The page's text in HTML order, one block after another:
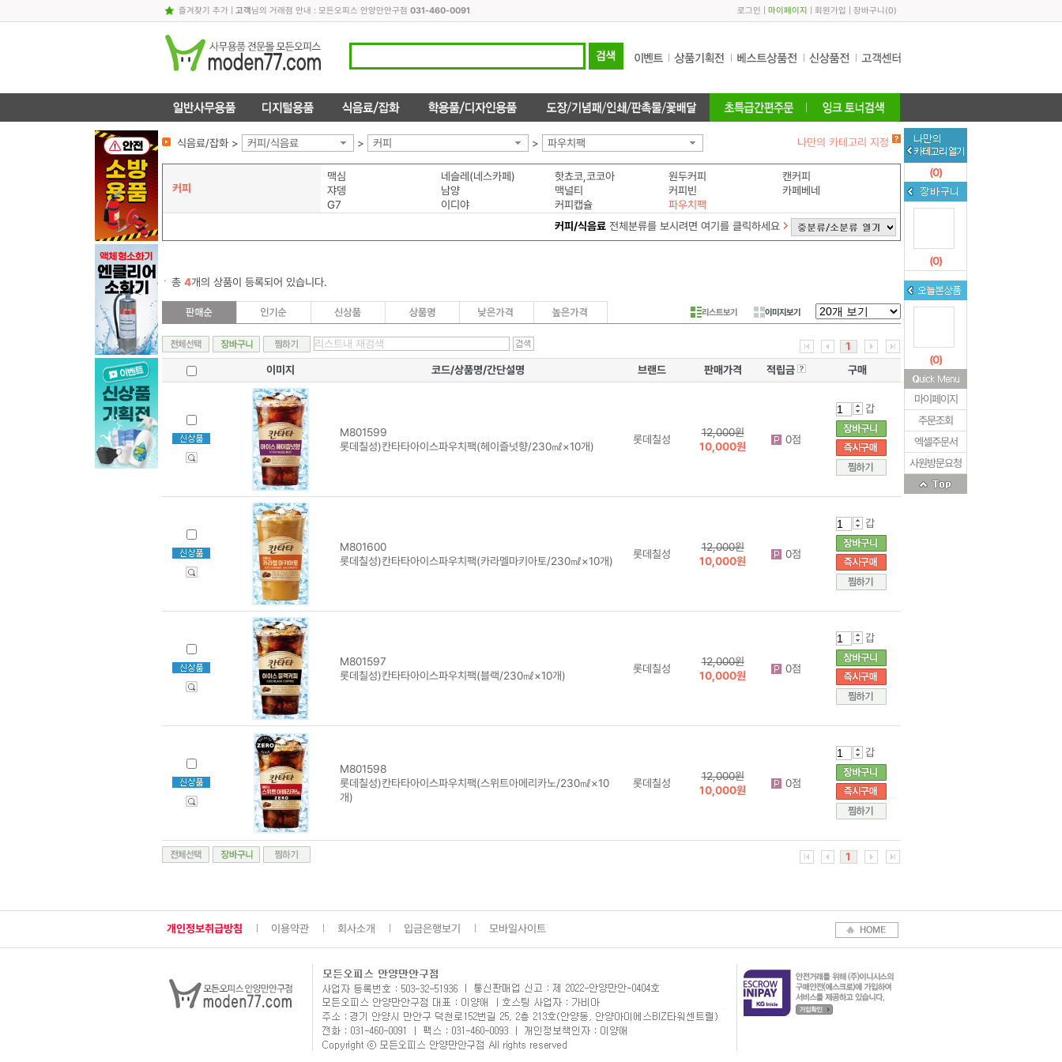
즐겨찾기 추가| 고객님의 거래점 안내 : 모든오피스 안양만안구점 031-460-0091 로그인 마이페이지 회원가입 장바구니 (0)
식음료/잡화 > 커피/식음료 > 커피 > 파우치팩 나만의 카테고리 지정
커피
맥심 네슬레(네스카페) 핫쵸코,코코아 원두커피
캔커피
쟈뎅
남양 맥널티 커피빈
카페베네
G7
이디야 커피캡슐
파우치팩
커피/식음료전체분류를 보시려면 여기를 클릭하세요
총 4개의 상품이 등록되어 있습니다.
리스트보기 이미지보기
1
이미지
코드/상품명/간단설명 브랜드 판매가격 적립금 구매
M801599
롯데칠성)칸타타아이스파우치팩(헤이즐넛향/230㎖×10개)
롯데칠성
12,000원
10,000원
0점
갑
M801600
롯데칠성)칸타타아이스파우치팩(카라멜마키아토/230㎖×10개)
롯데칠성
12,000원
10,000원
0점
갑
M801597
롯데칠성)칸타타아이스파우치팩(블랙/230㎖×10개)
롯데칠성
12,000원
10,000원
0점
갑
M801598
롯데칠성)칸타타아이스파우치팩(스위트아메리카노/230㎖×10
개)
롯데칠성
12,000원
10,000원
0점
갑
1
(0)
(0)
(0)
마이페이지
주문조회
엑셀주문서
사원방문요청
개인정보취급방침 이용약관 회사소개 입금은행보기 모바일사이트